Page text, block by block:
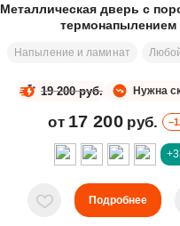
Металлическая дверь с
термонапылением
Напыление и ламинат
Нужна
19 200 руб.
от 17 200 руб.
В избранное
Подробнее